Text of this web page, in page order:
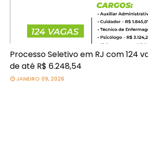
Processo Seletivo em RJ com 124
de até R$ 6.248,54
JANEIRO 09, 2026